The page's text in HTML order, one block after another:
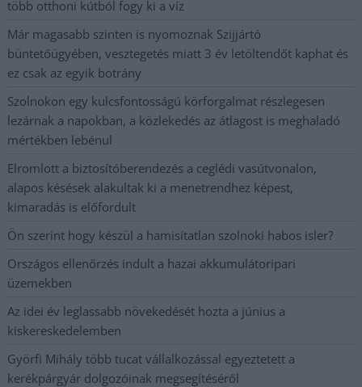
több otthoni kútból fogy ki a víz
Már magasabb szinten is nyomoznak Szijjártó
büntetőügyében, vesztegetés miatt 3 év letöltendőt kaphat és
ez csak az egyik botrány
Szolnokon egy kulcsfontosságú körforgalmat részlegesen
lezárnak a napokban, a közlekedés az átlagost is meghaladó
mértékben lebénul
Elromlott a biztosítóberendezés a ceglédi vasútvonalon,
alapos késések alakultak ki a menetrendhez képest,
kimaradás is előfordult
Ön szerint hogy készül a hamisítatlan szolnoki habos isler?
Országos ellenőrzés indult a hazai akkumulátoripari
üzemekben
Az idei év leglassabb növekedését hozta a június a
kiskereskedelemben
Györfi Mihály több tucat vállalkozással egyeztetett a
kerékpárgyár dolgozóinak megsegítéséről